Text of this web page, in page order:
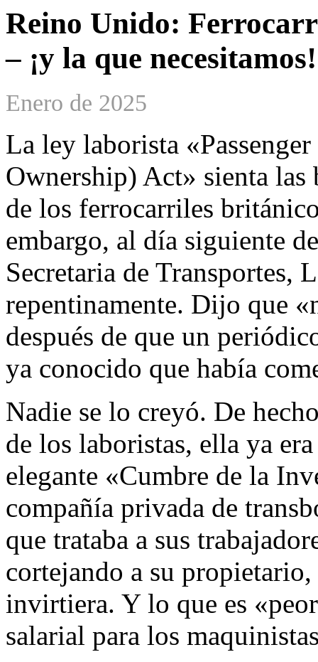
Reino Unido:
– ¡y la que necesitamos!
Enero de 2025
La ley laborista
Ownership) Act» sienta las
de los ferrocarriles
embargo, al día siguiente
Secretaria de Transportes,
repentinamente. Dijo que
después de que un
ya conocido que había
Nadie se lo creyó. De
de los laboristas, ella ya
elegante «Cumbre de la
compañía privada de
que trataba a sus
cortejando a su
invirtiera. Y lo que es
salarial para los